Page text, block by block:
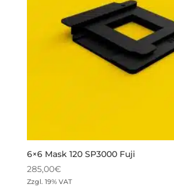
6×6 Mask 120 SP3000 Fuji
285,00€
Zzgl. 19% VAT